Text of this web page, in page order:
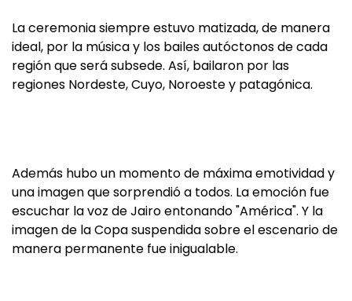
La ceremonia siempre estuvo matizada, de manera
ideal, por la música y los bailes autóctonos de cada
región que será subsede. Así, bailaron por las
regiones Nordeste, Cuyo, Noroeste y patagónica.
Además hubo un momento de máxima emotividad y
una imagen que sorprendió a todos. La emoción fue
escuchar la voz de Jairo entonando "América". Y la
imagen de la Copa suspendida sobre el escenario de
manera permanente fue inigualable.